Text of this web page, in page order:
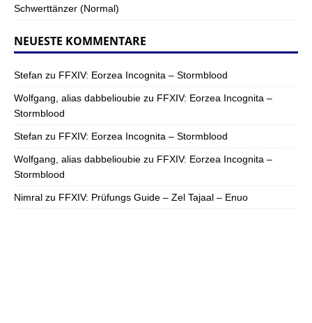
Schwerttänzer (Normal)
NEUESTE KOMMENTARE
Stefan zu FFXIV: Eorzea Incognita – Stormblood
Wolfgang, alias dabbelioubie zu FFXIV: Eorzea Incognita –
Stormblood
Stefan zu FFXIV: Eorzea Incognita – Stormblood
Wolfgang, alias dabbelioubie zu FFXIV: Eorzea Incognita –
Stormblood
Nimral zu FFXIV: Prüfungs Guide – Zel Tajaal – Enuo